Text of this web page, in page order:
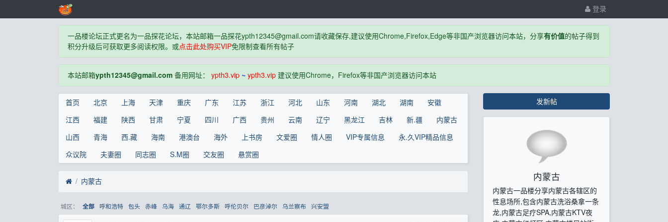
登录
一品楼论坛正式更名为一品探花论坛，本站邮箱一品探花ypth12345@gmail.com请收藏保存,建议使用Chrome,Firefox,Edge等非国产浏览器访问本站，分享有价值的帖子得到
积分升级后可获取更多阅读权限。或点击此处购买VIP免限制查看所有帖子
本站邮箱ypth12345@gmail.com备用网址： ypth3.vip~ ypth3.vip建议使用Chrome，Firefox等非国产浏览器访问本站
首页 北京 上海 天津 重庆 广东 江苏 浙江 河北 山东 河南 湖北 湖南
安徽
江西
福建 陕西 甘肃 宁夏 四川 广西 贵州 云南 辽宁 黑龙江 吉林 新.疆
内蒙古
山西
青海 西.藏 海南 港澳台 海外 上书房 文爱圈 情人圈 VIP专属信息
永.久VIP精品信息
众议院
夫妻圈 同志圈 S.M圈 交友圈 悬赏圈
内蒙古
城区： 全部 呼和浩特 包头 赤峰 乌海 通辽 鄂尔多斯 呼伦贝尔 巴彦淖尔 乌兰察布 兴安盟
发新帖
内蒙古
内蒙古一品楼分享内蒙古各辖区的
性息场所,包含内蒙古洗浴桑拿一条
龙,内蒙古足疗SPA,内蒙古KTV夜